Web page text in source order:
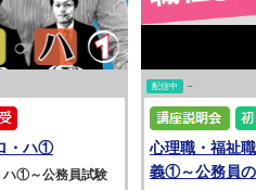
・ハ①
ハ①～公務員試験
配信中 ~
心理職・福祉
義①～公務員